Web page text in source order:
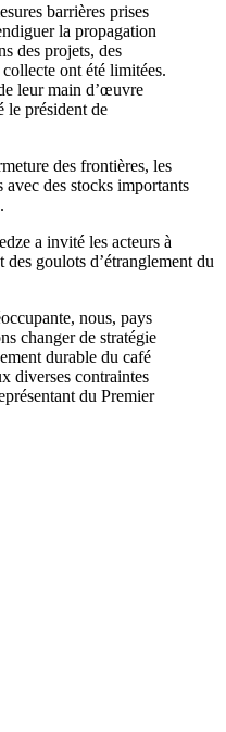
barrières prises
la propagation
des projets, des
ont été limitées.
leur main d’œuvre
le président de
des frontières, les
avec des stocks importants
a invité les acteurs à
goulots d’étranglement du
nous, pays
changer de stratégie
durable du café
diverses contraintes
du Premier